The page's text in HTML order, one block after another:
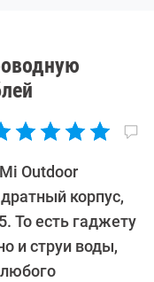
Outdoor
корпус,
То есть гаджету
и струи воды,